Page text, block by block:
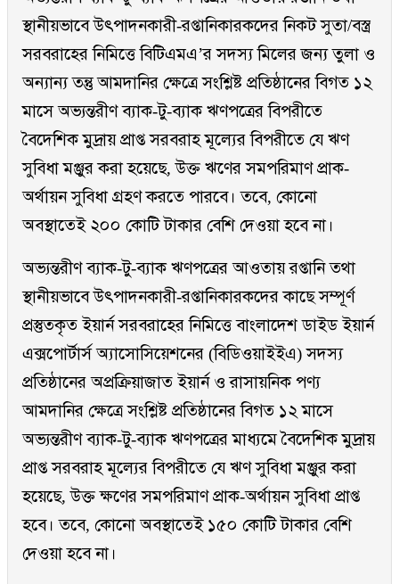
স্থানীয়ভাবে উৎপাদনকারী-রপ্তানিকারকদের নিকট সুতা/বস্ত্র
সরবরাহের নিমিত্তে বিটিএমএ’র সদস্য মিলের জন্য তুলা ও
অন্যান্য তন্তু আমদানির ক্ষেত্রে সংশ্লিষ্ট প্রতিষ্ঠানের বিগত ১২
মাসে অভ্যন্তরীণ ব্যাক-টু-ব্যাক ঋণপত্রের বিপরীতে
বৈদেশিক মুদ্রায় প্রাপ্ত সরবরাহ মূল্যের বিপরীতে যে ঋণ
সুবিধা মঞ্জুর করা হয়েছে, উক্ত ঋণের সমপরিমাণ প্রাক-
অর্থায়ন সুবিধা গ্রহণ করতে পারবে। তবে, কোনো
অবস্থাতেই ২০০ কোটি টাকার বেশি দেওয়া হবে না।
অভ্যন্তরীণ ব্যাক-টু-ব্যাক ঋণপত্রের আওতায় রপ্তানি তথা
স্থানীয়ভাবে উৎপাদনকারী-রপ্তানিকারকদের কাছে সম্পূর্ণ
প্রস্তুতকৃত ইয়ার্ন সরবরাহের নিমিত্তে বাংলাদেশ ডাইড ইয়ার্ন
এক্সপোর্টার্স অ্যাসোসিয়েশনের (বিডিওয়াইইএ) সদস্য
প্রতিষ্ঠানের অপ্রক্রিয়াজাত ইয়ার্ন ও রাসায়নিক পণ্য
আমদানির ক্ষেত্রে সংশ্লিষ্ট প্রতিষ্ঠানের বিগত ১২ মাসে
অভ্যন্তরীণ ব্যাক-টু-ব্যাক ঋণপত্রের মাধ্যমে বৈদেশিক মুদ্রায়
প্রাপ্ত সরবরাহ মূল্যের বিপরীতে যে ঋণ সুবিধা মঞ্জুর করা
হয়েছে, উক্ত ক্ষণের সমপরিমাণ প্রাক-অর্থায়ন সুবিধা প্রাপ্ত
হবে। তবে, কোনো অবস্থাতেই ১৫০ কোটি টাকার বেশি
দেওয়া হবে না।